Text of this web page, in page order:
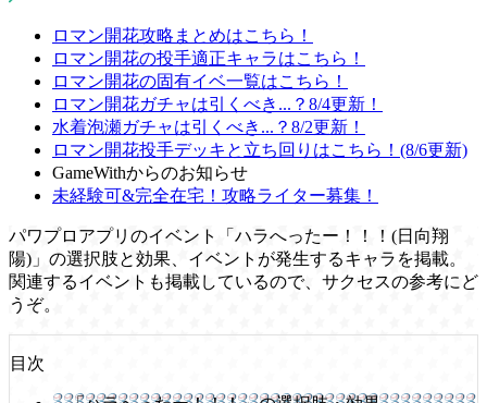
ロマン開花攻略まとめはこちら！
ロマン開花の投手適正キャラはこちら！
ロマン開花の固有イベ一覧はこちら！
ロマン開花ガチャは引くべき...？8/4更新！
水着泡瀬ガチャは引くべき...？8/2更新！
ロマン開花投手デッキと立ち回りはこちら！(8/6更新)
GameWithからのお知らせ
未経験可&完全在宅！攻略ライター募集！
パワプロアプリのイベント「ハラへったー！！！(日向翔
陽)」の選択肢と効果、イベントが発生するキャラを掲載。
関連するイベントも掲載しているので、サクセスの参考にど
うぞ。
目次